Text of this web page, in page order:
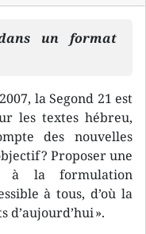
un format
la Segond 21 est
les textes hébreu,
des nouvelles
? Proposer une
à la formulation
à tous, d’où la
d’aujourd’hui ».